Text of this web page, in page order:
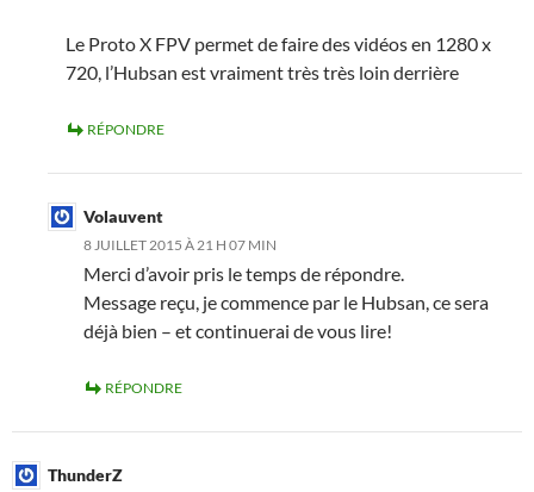
Le Proto X FPV permet de faire des vidéos en 1280 x
720, l’Hubsan est vraiment très très loin derrière
RÉPONDRE
Volauvent
8 JUILLET 2015 À 21 H 07 MIN
Merci d’avoir pris le temps de répondre.
Message reçu, je commence par le Hubsan, ce sera
déjà bien – et continuerai de vous lire!
RÉPONDRE
ThunderZ